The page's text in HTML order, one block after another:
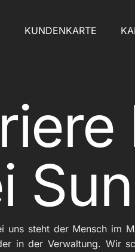
KUNDENKARTE
uns steht der Mensch im
in der Verwaltung. Wir